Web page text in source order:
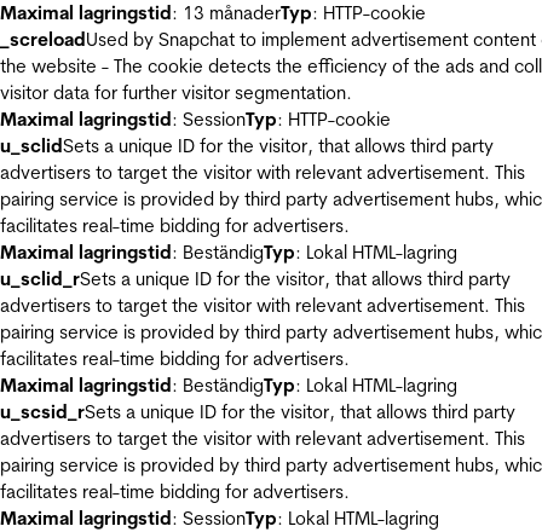
Maximal lagringstid: 13 månaderTyp: HTTP-cookie
_screloadUsed by Snapchat to implement advertisement content
the website - The cookie detects the efficiency of the ads and
visitor data for further visitor segmentation.
Maximal lagringstid: SessionTyp: HTTP-cookie
u_sclidSets a unique ID for the visitor, that allows third party
advertisers to target the visitor with relevant advertisement. This
pairing service is provided by third party advertisement hubs,
facilitates real-time bidding for advertisers.
Maximal lagringstid: BeständigTyp: Lokal HTML-lagring
u_sclid_rSets a unique ID for the visitor, that allows third party
advertisers to target the visitor with relevant advertisement. This
pairing service is provided by third party advertisement hubs,
facilitates real-time bidding for advertisers.
Maximal lagringstid: BeständigTyp: Lokal HTML-lagring
u_scsid_rSets a unique ID for the visitor, that allows third party
advertisers to target the visitor with relevant advertisement. This
pairing service is provided by third party advertisement hubs,
facilitates real-time bidding for advertisers.
Maximal lagringstid: SessionTyp: Lokal HTML-lagring